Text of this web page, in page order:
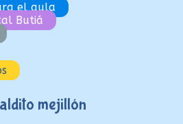
el aula
Butiá
mejillón